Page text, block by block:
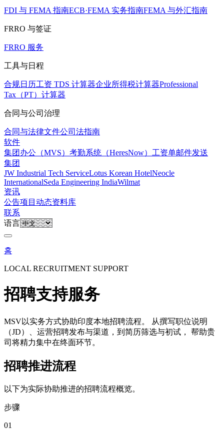
FDI 与 FEMA 指南ECB·FEMA 实务指南FEMA 与外汇指南
FRRO 与签证
FRRO 服务
工具与日程
合规日历工资 TDS 计算器企业所得税计算器Professional
Tax（PT）计算器
合同与公司治理
合同与法律文件公司法指南
软件
集团办公（MVS） 考勤系统（HeresNow） 工资单邮件发送
集团
JW Industrial Tech ServiceLotus Korean HotelNeocle
InternationalSeda Engineering IndiaWilmat
资讯
公告项目动态资料库
联系
语言
홈
LOCAL RECRUITMENT SUPPORT
招聘支持服务
MSV以实务方式协助印度本地招聘流程。 从撰写职位说明
（JD）、运营招聘发布与渠道，到简历筛选与初试， 帮助贵
司将精力集中在终面环节。
招聘推进流程
以下为实际协助推进的招聘流程概览。
步骤
01